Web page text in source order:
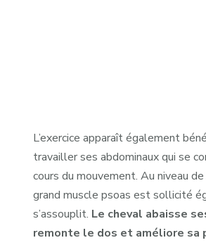
L’exercice apparaît également
travailler ses abdominaux qui se
cours du mouvement. Au niveau
grand muscle psoas est sollicité
s’assouplit. Le cheval abaisse
remonte le dos et améliore sa